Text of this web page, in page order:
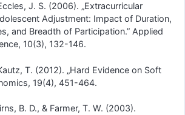
J. S. (2006). „Extracurricular
Adjustment: Impact of Duration,
and Breadth of Participation.” Applied
10(3), 132-146.
T. (2012). „Hard Evidence on Soft
19(4), 451-464.
B. D., & Farmer, T. W. (2003).